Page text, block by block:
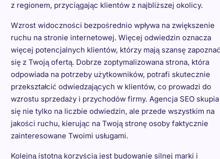
z regionem, przyciągając klientów z najbliższej okolicy.
Wzrost widoczności bezpośrednio wpływa na zwiększenie
ruchu na stronie internetowej. Więcej odwiedzin oznacza
więcej potencjalnych klientów, którzy mają szansę zapoznać
się z Twoją ofertą. Dobrze zoptymalizowana strona, która
odpowiada na potrzeby użytkowników, potrafi skutecznie
przekształcić odwiedzających w klientów, co prowadzi do
wzrostu sprzedaży i przychodów firmy. Agencja SEO skupia
się nie tylko na liczbie odwiedzin, ale przede wszystkim na
jakości ruchu, kierując na Twoją stronę osoby faktycznie
zainteresowane Twoimi usługami.
Kolejną istotną korzyścią jest budowanie silnej marki i